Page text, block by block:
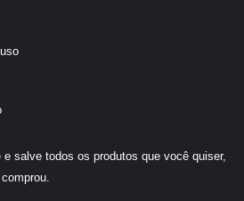
salve todos os produtos que você quiser,